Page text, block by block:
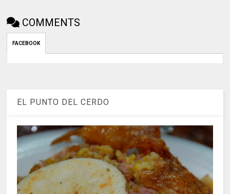
COMMENTS
FACEBOOK
EL PUNTO DEL CERDO